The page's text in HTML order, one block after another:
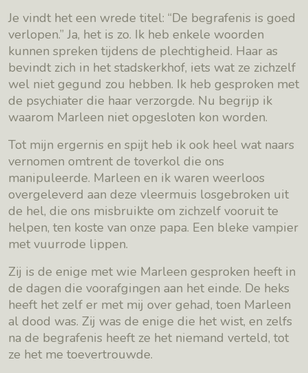
Je vindt het een wrede titel: “De begrafenis is goed
verlopen.” Ja, het is zo. Ik heb enkele woorden
kunnen spreken tijdens de plechtigheid. Haar as
bevindt zich in het stadskerkhof, iets wat ze zichzelf
wel niet gegund zou hebben. Ik heb gesproken met
de psychiater die haar verzorgde. Nu begrijp ik
waarom Marleen niet opgesloten kon worden.
Tot mijn ergernis en spijt heb ik ook heel wat naars
vernomen omtrent de toverkol die ons
manipuleerde. Marleen en ik waren weerloos
overgeleverd aan deze vleermuis losgebroken uit
de hel, die ons misbruikte om zichzelf vooruit te
helpen, ten koste van onze papa. Een bleke vampier
met vuurrode lippen.
Zij is de enige met wie Marleen gesproken heeft in
de dagen die voorafgingen aan het einde. De heks
heeft het zelf er met mij over gehad, toen Marleen
al dood was. Zij was de enige die het wist, en zelfs
na de begrafenis heeft ze het niemand verteld, tot
ze het me toevertrouwde.